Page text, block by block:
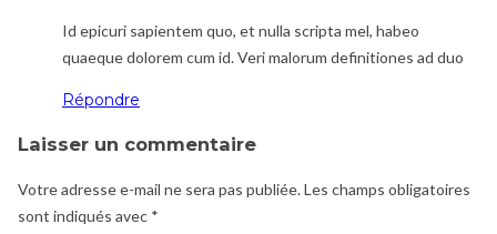
Id epicuri sapientem quo, et nulla scripta mel, habeo
quaeque dolorem cum id. Veri malorum definitiones ad duo
Répondre
Laisser un commentaire
Votre adresse e-mail ne sera pas publiée.Les champs obligatoires
sont indiqués avec *